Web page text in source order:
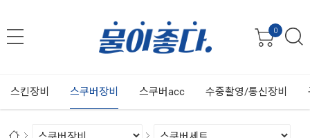
0
스킨장비 스쿠버장비 스쿠버acc 수중촬영/통신장비